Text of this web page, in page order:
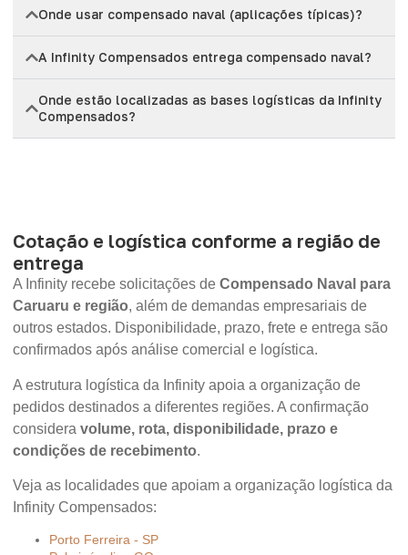
Onde usar compensado naval (aplicações típicas)?
A Infinity Compensados entrega compensado naval?
Onde estão localizadas as bases logísticas da Infinity
Compensados?
Cotação e logística conforme a região de
entrega
A Infinity recebe solicitações de Compensado Naval para
Caruaru e região, além de demandas empresariais de
outros estados. Disponibilidade, prazo, frete e entrega são
confirmados após análise comercial e logística.
A estrutura logística da Infinity apoia a organização de
pedidos destinados a diferentes regiões. A confirmação
considera volume, rota, disponibilidade, prazo e
condições de recebimento.
Veja as localidades que apoiam a organização logística da
Infinity Compensados:
Porto Ferreira - SP